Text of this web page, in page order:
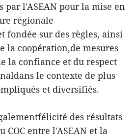
par l'ASEAN pour la mise en
régionale
fondée sur des règles, ainsi
la coopération,de mesures
la confiance et du respect
le contexte de plus
et diversifiés.
des résultats
COC entre l'ASEAN et la